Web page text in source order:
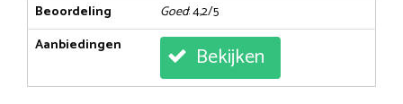
Beoordeling Goed: 4,2/5
Aanbiedingen
Bekijken